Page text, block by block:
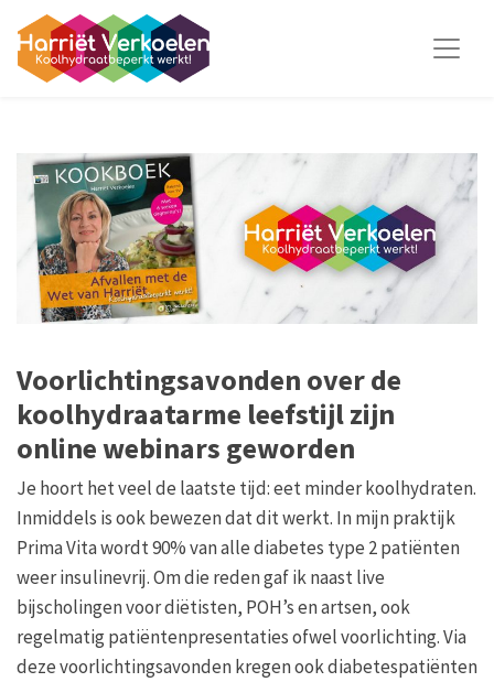
Voorlichtingsavonden over de
koolhydraatarme leefstijl zijn
online webinars geworden
Je hoort het veel de laatste tijd: eet minder koolhydraten.
Inmiddels is ook bewezen dat dit werkt. In mijn praktijk
Prima Vita wordt 90% van alle diabetes type 2 patiënten
weer insulinevrij. Om die reden gaf ik naast live
bijscholingen voor diëtisten, POH’s en artsen, ook
regelmatig patiëntenpresentaties ofwel voorlichting. Via
deze voorlichtingsavonden kregen ook diabetespatiënten